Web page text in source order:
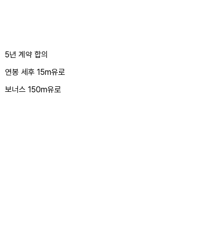
5년 계약 합의
연봉 세후 15m유로
보너스 150m유로